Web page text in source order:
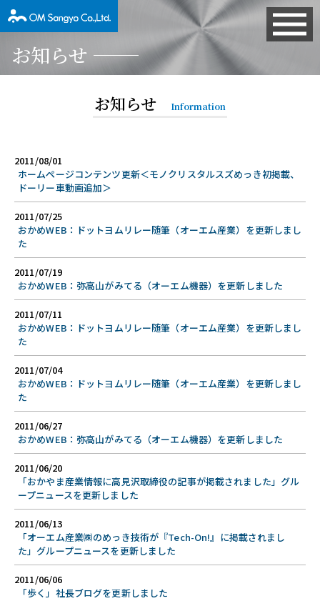
お知らせ
お知らせ Information
2011/08/01
ホームページコンテンツ更新＜モノクリスタルスズめっき初掲載、
ドーリー車動画追加＞
2011/07/25
おかめWEB：ドットヨムリレー随筆（オーエム産業）を更新しまし
た
2011/07/19
おかめWEB：弥高山がみてる（オーエム機器）を更新しました
2011/07/11
おかめWEB：ドットヨムリレー随筆（オーエム産業）を更新しまし
た
2011/07/04
おかめWEB：ドットヨムリレー随筆（オーエム産業）を更新しまし
た
2011/06/27
おかめWEB：弥高山がみてる（オーエム機器）を更新しました
2011/06/20
「おかやま産業情報に高見沢取締役の記事が掲載されました」グル
ープニュースを更新しました
2011/06/13
「オーエム産業㈱のめっき技術が『Tech-On!』に掲載されまし
た」グループニュースを更新しました
2011/06/06
「歩く」社長ブログを更新しました